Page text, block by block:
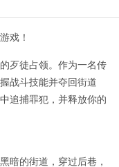
戏！
歹徒占领。作为一名传
战斗技能并夺回街道
追捕罪犯，并释放你的
暗的街道，穿过后巷，